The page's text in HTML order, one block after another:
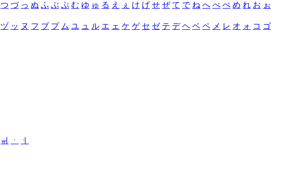
つ づ っ ぬ ふ ぶ ぷ む ゆ ゅ る え ぇ け げ せ ぜ て で ね へ べ ぺ め れ お ぉ
ヅ ッ ヌ フ ブ プ ム ユ ュ ル エ ェ ケ ゲ セ ゼ テ デ ヘ ベ ペ メ レ オ ォ コ ゴ
ㆌ ㆍ
ㆎ